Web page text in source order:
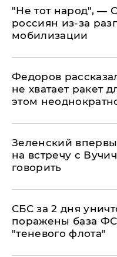
​"Не тот народ", —
россиян из-за
мобилизации
Федоров
не хватает ракет
этом
Зеленский
на встречу с
говорить
СБС за 2 дня
поражены база
"теневого флота"